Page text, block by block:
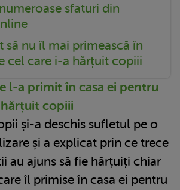
sfaturi din
să nu îl mai primească în
cel care i-a hărțuit copiii
l-a primit în casa ei pentru
copiii
și-a deschis sufletul pe o
și a explicat prin ce trece
au ajuns să fie hărțuiți chiar
îl primise în casa ei pentru